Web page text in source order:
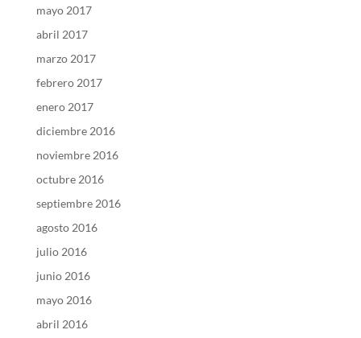
mayo 2017
abril 2017
marzo 2017
febrero 2017
enero 2017
diciembre 2016
noviembre 2016
octubre 2016
septiembre 2016
agosto 2016
julio 2016
junio 2016
mayo 2016
abril 2016